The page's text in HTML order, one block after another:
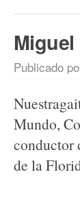
Publicado
Mundo,
conductor
de la